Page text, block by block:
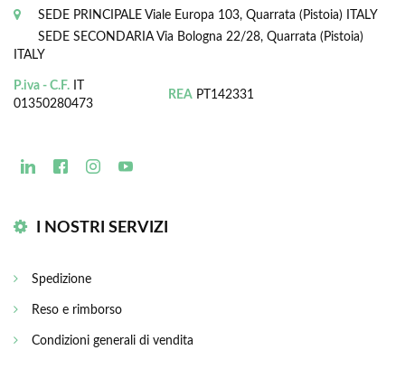
SEDE PRINCIPALE Viale Europa 103, Quarrata (Pistoia) ITALY
SEDE SECONDARIA Via Bologna 22/28, Quarrata (Pistoia)
ITALY
P.iva - C.F.
01350280473
REA PT142331
I NOSTRI SERVIZI
Spedizione
Reso e rimborso
Condizioni generali di vendita